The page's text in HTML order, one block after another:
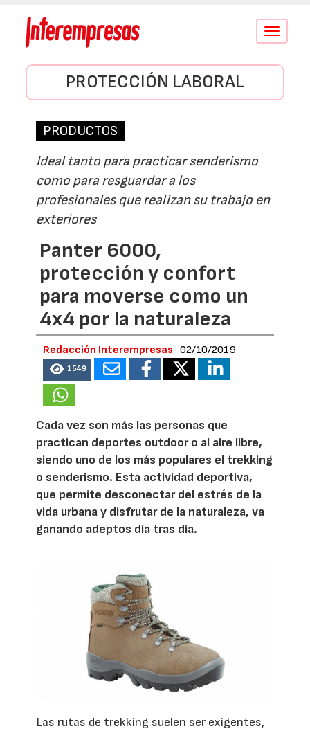
Conmutar
PROTECCIÓN LABORAL
PRODUCTOS
Ideal tanto para practicar senderismo
como para resguardar a los
profesionales que realizan su trabajo en
exteriores
Panter 6000,
protección y confort
para moverse como un
4x4 por la naturaleza
Redacción Interempresas 02/10/2019
1549
Cada vez son más las personas que
practican deportes outdoor o al aire libre,
siendo uno de los más populares el trekking
o senderismo. Esta actividad deportiva,
que permite desconectar del estrés de la
vida urbana y disfrutar de la naturaleza, va
ganando adeptos día tras día.
Las rutas de trekking suelen ser exigentes,